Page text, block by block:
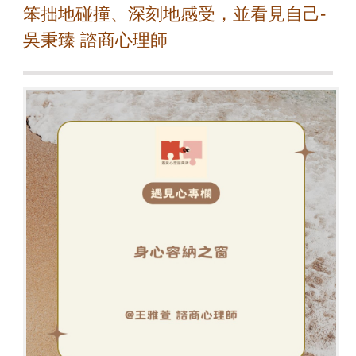
笨拙地碰撞、深刻地感受，並看見自己-
吳秉臻 諮商心理師